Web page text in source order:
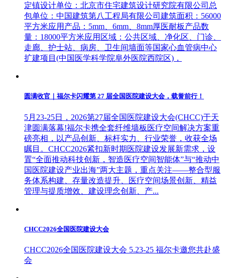
定镇设计单位：北京市住宅建筑设计研究院有限公司总
包单位：中国建筑第八工程局有限公司建筑面积：56000
平方米应用产品：5mm、6mm、8mm厚医耐板产品数
量：18000平方米应用区域：公共区域、净化区、门诊、
走廊、护士站、病房、卫生间墙面等国家心血管病中心
扩建项目(中国医学科学院阜外医院西院区)，
圆满收官｜福尔卡闪耀第 27 届全国医院建设大会，载誉前行！
5月23-25日，2026第27届全国医院建设大会(CHCC)于天
津圆满落幕!福尔卡携全套纤维墙板医疗空间解决方案重
磅亮相，以产品创新、标杆实力、行业荣誉，收获全场
瞩目。CHCC2026紧扣新时期医院建设发展新需求，设
置“全面推动科技创新，智造医疗空间智能体”与“推动中
国医院建设产业出海”两大主题，重点关注——整合型服
务体系构建、存量改造提升、医疗空间场景创新、精益
管理与提质增效、建设理念创新、产...
CHCC2026全国医院建设大会
CHCC2026全国医院建设大会 5.23-25 福尔卡邀您共赴盛
会